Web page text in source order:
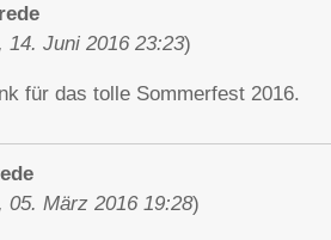
14. Juni 2016 23:23)
für das tolle Sommerfest 2016.
05. März 2016 19:28)